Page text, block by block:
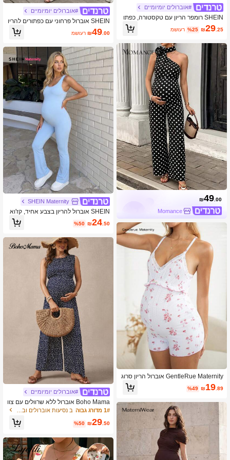
#אוברולים יומיומיים
SHEIN רומפר הריון עם טקסטורה, כפתו
רים וקשירה מקדימה
₪29.25
%25 משוער
₪49.00
Momance
GentleRue Maternity אוברול הריון סרוג
ג'קארד עם צווארון U ודוגמא פרחונית ורו
דה וגב פפיון
₪19.89
%49
#אוברולים יומיומיים
SHEIN אוברול פרחוני עם כפתורים להריו
ן לחופשה
₪49.00 משוער
SHEIN Maternity
SHEIN אוברול להריון בצבע אחיד, קז'וא
ל, עם רצועות מתכווננות
₪24.50
%50
#אוברולים יומיומיים
Boho Mama אוברול ללא שרוולים עם צוו
ארון עגול והדפס מינימליסטי להריון
1# מדורג גבוה
₪29.50
%50